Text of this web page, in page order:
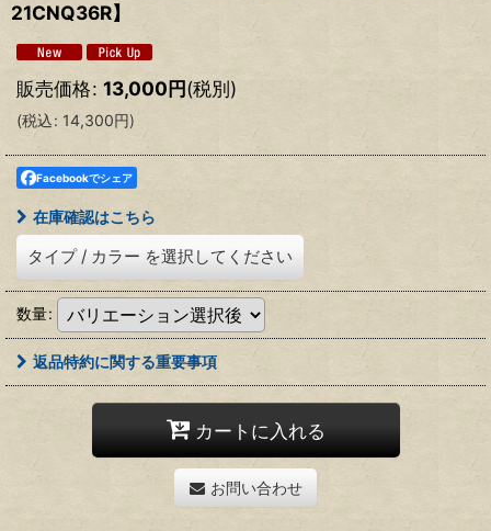
21CNQ36R】
販売価格: 13,000円(税別)
(税込: 14,300円)
Facebookでシェア
在庫確認はこちら
タイプ / カラー を選択してください
数量:
返品特約に関する重要事項
カートに入れる
お問い合わせ